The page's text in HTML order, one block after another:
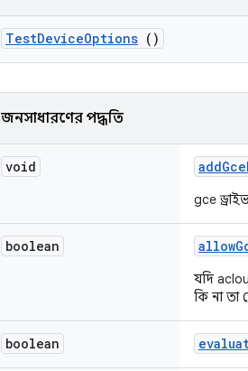
TestDeviceOptions ()
জনসাধারণের পদ্ধতি
void addGce
gce
boolean allow
যদি
কি না তা
boolean